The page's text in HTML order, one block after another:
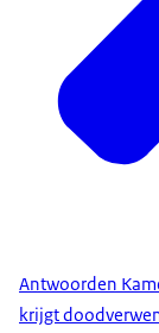
Antwoorden
krijgt